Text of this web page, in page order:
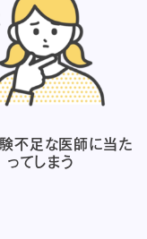
験不足な医師に当た
ってしまう